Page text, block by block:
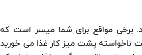
برخی مواقع برای شما میسر است که
ناخواسته پشت میز کار غذا می خورید